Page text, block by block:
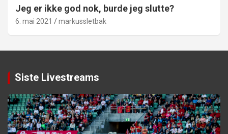
Jeg er ikke god nok, burde jeg slutte?
6. mai 2021 markussletbak
Siste Livestreams